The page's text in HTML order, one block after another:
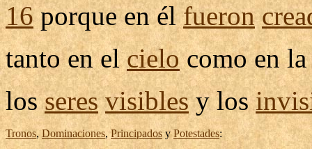
16porque en élfueron
tanto en elcielocomo en
losseres visiblesy los
Tronos,Dominaciones,PrincipadosyPotestades: